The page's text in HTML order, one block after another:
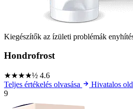
Kiegészítők az ízületi problémák
Hondrofrost
★★★★½ 4.6
Teljes értékelés olvasása
Hivatalos
9